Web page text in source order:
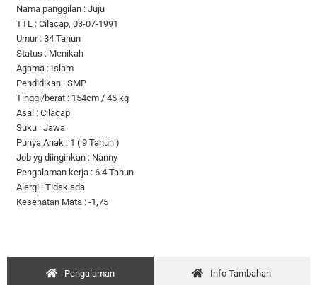
Nama panggilan : Juju
TTL : Cilacap, 03-07-1991
Umur : 34 Tahun
Status : Menikah
Agama : Islam
Pendidikan : SMP
Tinggi/berat : 154cm / 45 kg
Asal : Cilacap
Suku : Jawa
Punya Anak : 1 ( 9 Tahun )
Job yg diinginkan : Nanny
Pengalaman kerja : 6.4 Tahun
Alergi : Tidak ada
Kesehatan Mata : -1,75
Pengalaman Info Tambahan